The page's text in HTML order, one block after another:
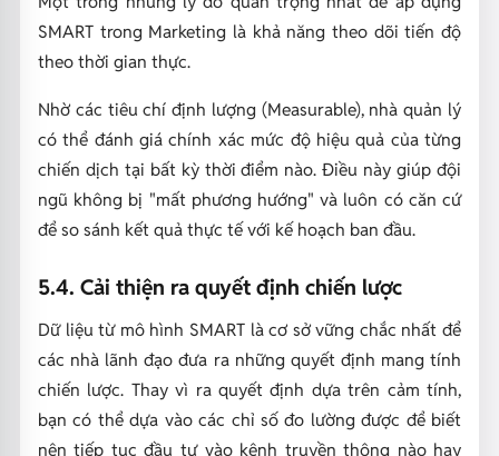
SMART trong Marketing là khả năng theo dõi tiến độ
theo thời gian thực.
Nhờ các tiêu chí định lượng (Measurable), nhà quản lý
có thể đánh giá chính xác mức độ hiệu quả của từng
chiến dịch tại bất kỳ thời điểm nào. Điều này giúp đội
ngũ không bị "mất phương hướng" và luôn có căn cứ
để so sánh kết quả thực tế với kế hoạch ban đầu.
5.4. Cải thiện ra quyết định chiến lược
Dữ liệu từ mô hình SMART là cơ sở vững chắc nhất để
các nhà lãnh đạo đưa ra những quyết định mang tính
chiến lược. Thay vì ra quyết định dựa trên cảm tính,
bạn có thể dựa vào các chỉ số đo lường được để biết
nên tiếp tục đầu tư vào kênh truyền thông nào hay